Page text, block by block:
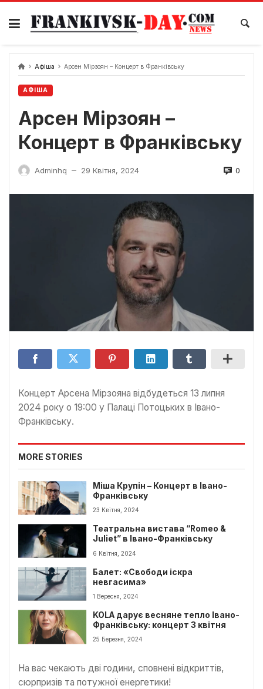
Skip
content
Афіша Арсен Мірзоян – Концерт в Франківську
АФІША
Арсен Мірзоян –
Концерт в Франківську
Adminhq — 29 Квітня, 2024 0
Концерт Арсена Мірзояна відбудеться 13 липня
2024 року о 19:00 у Палаці Потоцьких в Івано-
Франківську.
MORE STORIES
Міша Крупін – Концерт в Івано-
Франківську
23 Квітня, 2024
Театральна вистава “Romeo &
Juliet” в Івано-Франківську
6 Квітня, 2024
Балет: «Свободи іскра
невгасима»
1 Вересня, 2024
KOLA дарує весняне тепло Івано-
Франківську: концерт 3 квітня
25 Березня, 2024
На вас чекають дві години, сповнені відкриттів,
сюрпризів та потужної енергетики!